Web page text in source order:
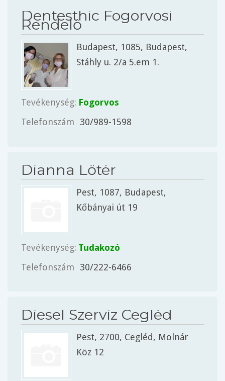
Dentesthic Fogorvosi
Rendelő
Budapest, 1085, Budapest,
Stáhly u. 2/a 5.em 1.
Tevékenység: Fogorvos
Telefonszám
30/989-1598
Dianna Lőtér
Pest, 1087, Budapest,
Kőbányai út 19
Tevékenység: Tudakozó
Telefonszám
30/222-6466
Diesel Szerviz Cegléd
Pest, 2700, Cegléd, Molnár
Köz 12